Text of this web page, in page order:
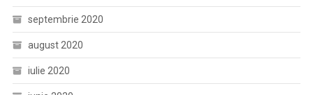
septembrie 2020
august 2020
iulie 2020